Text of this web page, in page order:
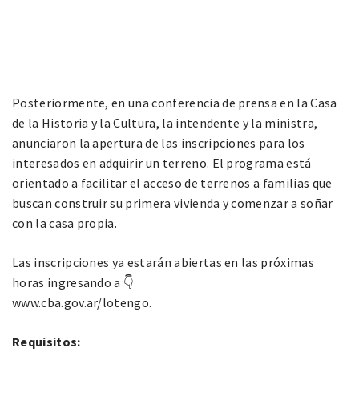
Posteriormente, en una conferencia de prensa en la Casa
de la Historia y la Cultura, la intendente y la ministra,
anunciaron la apertura de las inscripciones para los
interesados en adquirir un terreno. El programa está
orientado a facilitar el acceso de terrenos a familias que
buscan construir su primera vivienda y comenzar a soñar
con la casa propia.
Las inscripciones ya estarán abiertas en las próximas
horas ingresando a 👇
www.cba.gov.ar/lotengo.
Requisitos: